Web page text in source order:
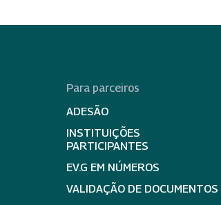
Para parceiros
ADESÃO
INSTITUIÇÕES
PARTICIPANTES
EV.G EM NÚMEROS
VALIDAÇÃO DE DOCUMENTOS